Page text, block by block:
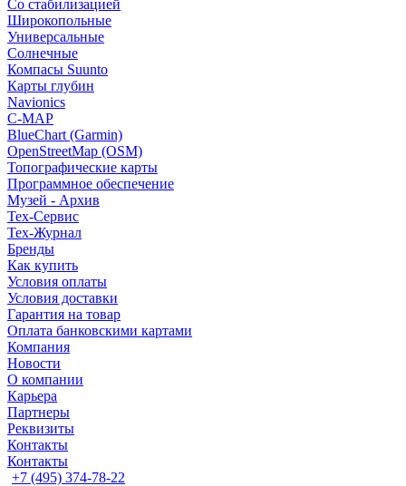
Со стабилизацией
Широкопольные
Универсальные
Солнечные
Компасы Suunto
Карты глубин
Navionics
C-MAP
BlueChart (Garmin)
OpenStreetMap (OSM)
Топографические карты
Программное обеспечение
Музей - Архив
Tex-Сервис
Тех-Журнал
Бренды
Как купить
Условия оплаты
Условия доставки
Гарантия на товар
Оплата банковскими картами
Компания
Новости
О компании
Карьера
Партнеры
Реквизиты
Контакты
Контакты
+7 (495) 374-78-22